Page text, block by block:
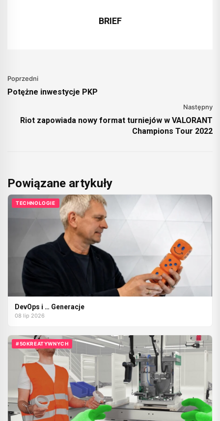
BRIEF
Poprzedni
Potężne inwestycje PKP
Następny
Riot zapowiada nowy format turniejów w VALORANT
Champions Tour 2022
Powiązane artykuły
TECHNOLOGIE
DevOps i … Generacje
08 lip 2026
#50KREATYWNYCH